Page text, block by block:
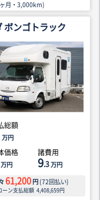
月・3,000km)
ボンゴトラック
総額
万円
価格
万円
諸費用
9.3万円
61,200 円 (72回払い)
ーン支払総額 4,408,659円